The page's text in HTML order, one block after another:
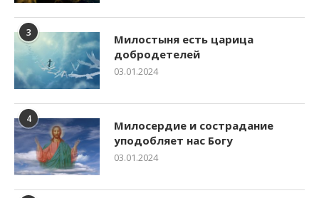
3
Милостыня есть царица
добродетелей
03.01.2024
4
Милосердие и сострадание
уподобляет нас Богу
03.01.2024